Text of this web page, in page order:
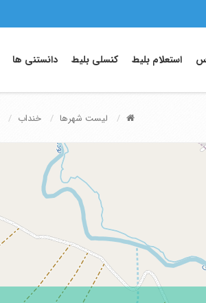
استعلام بلیط کنسلی بلیط دانستنی ها
لیست شهرها خنداب